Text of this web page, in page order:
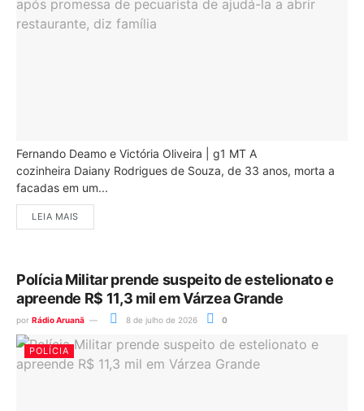
Fernando Deamo e Victória Oliveira | g1 MT A
cozinheira Daiany Rodrigues de Souza, de 33 anos, morta a
facadas em um...
LEIA MAIS
Polícia Militar prende suspeito de estelionato e
apreende R$ 11,3 mil em Várzea Grande
por Rádio Aruanã 8 de julho de 2026 0
POLÍCIA